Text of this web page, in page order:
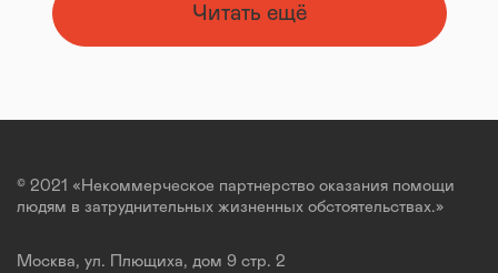
Читать ещё
© 2021 «Некоммерческое партнерство оказания помощи
людям в затруднительных жизненных обстоятельствах.»
Москва, ул. Плющиха, дом 9 стр. 2